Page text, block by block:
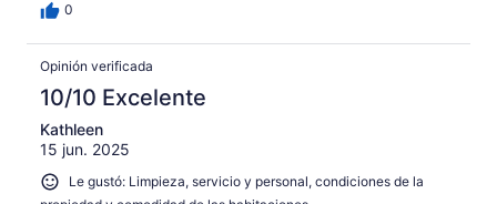
0
Opinión verificada
10/10 Excelente
Kathleen
15 jun. 2025
Le gustó: Limpieza, servicio y personal, condiciones de la